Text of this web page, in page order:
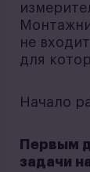
не
для
Начало
Первым
задачи